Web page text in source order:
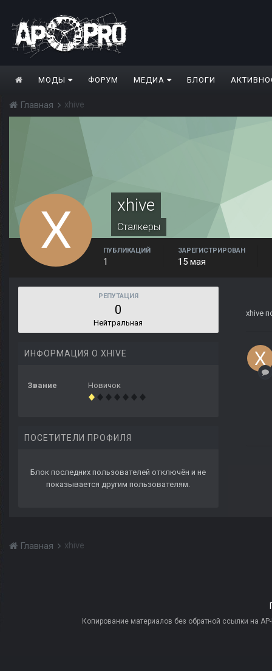
МОДЫ ФОРУМ МЕДИА БЛОГИ
Главная xhive
xhive
Сталкеры
ПУБЛИКАЦИЙ
1
ЗАРЕГИСТРИРОВАН
15 мая
РЕПУТАЦИЯ
0
Нейтральная
ИНФОРМАЦИЯ О XHIVE
Звание Новичок
ПОСЕТИТЕЛИ ПРОФИЛЯ
Блок последних пользователей отключён и не
показывается другим пользователям.
xhive
Главная xhive
Копирование материалов без обратной ссылки на